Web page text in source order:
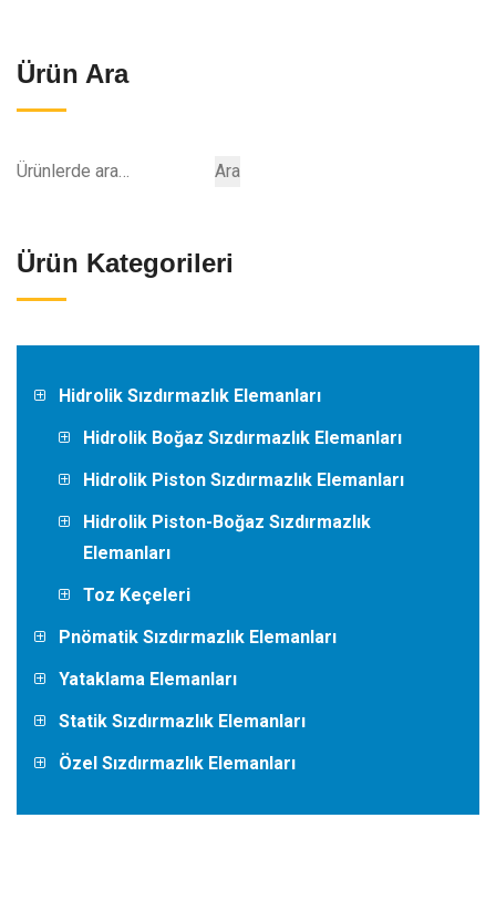
Ürün Ara
Ara: Ara
Ürün Kategorileri
Hidrolik Sızdırmazlık Elemanları
Hidrolik Boğaz Sızdırmazlık Elemanları
Hidrolik Piston Sızdırmazlık Elemanları
Hidrolik Piston-Boğaz Sızdırmazlık
Elemanları
Toz Keçeleri
Pnömatik Sızdırmazlık Elemanları
Yataklama Elemanları
Statik Sızdırmazlık Elemanları
Özel Sızdırmazlık Elemanları